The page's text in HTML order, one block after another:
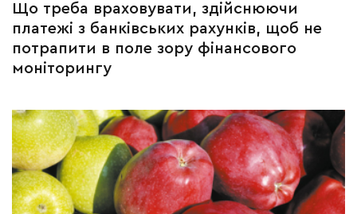
Що треба враховувати, здійснюючи
платежі з банківських рахунків, щоб не
потрапити в поле зору фінансового
моніторингу